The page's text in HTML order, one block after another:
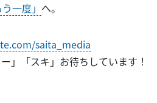
一度」 へ。
saita_media
」「スキ」お待ちしています！